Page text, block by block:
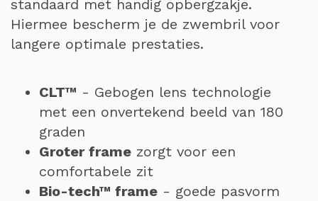
standaard met handig opbergzakje.
Hiermee bescherm je de zwembril voor
langere optimale prestaties.
CLT™ - Gebogen lens technologie
met een onvertekend beeld van 180
graden
Groter frame zorgt voor een
comfortabele zit
Bio-tech™ frame - goede pasvorm